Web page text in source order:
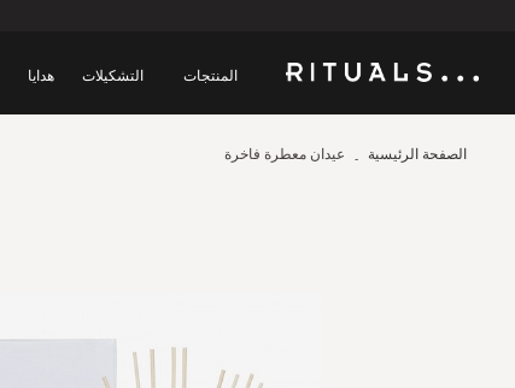
المنتجات التشكيلات هدايا
الصفحة الرئيسية عيدان معطرة فاخرة